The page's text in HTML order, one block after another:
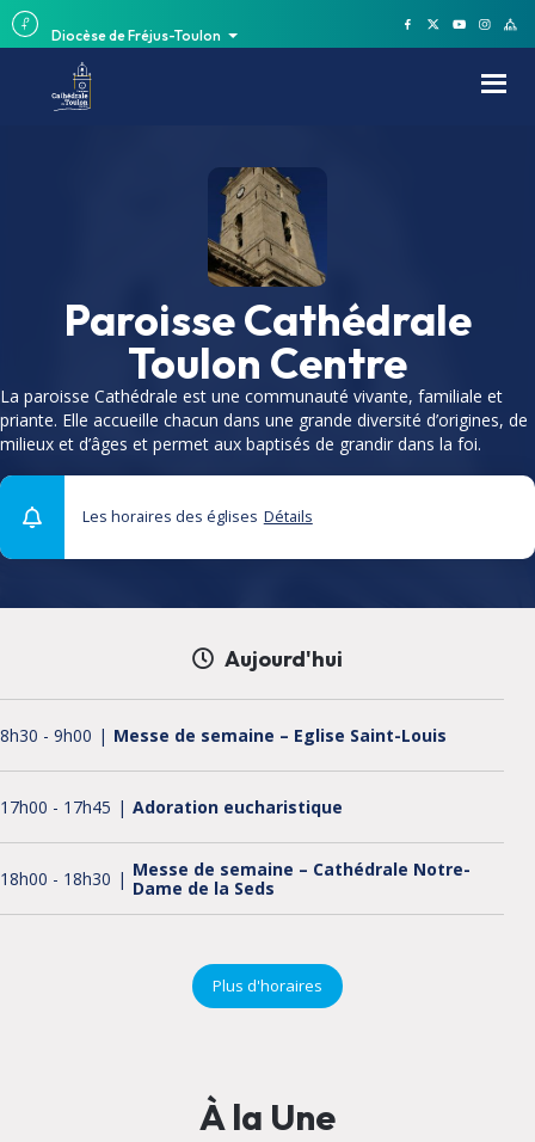
Diocèse de Fréjus-Toulon
Paroisse Cathédrale
Toulon Centre
La paroisse Cathédrale est une communauté vivante, familiale et
priante. Elle accueille chacun dans une grande diversité d’origines, de
milieux et d’âges et permet aux baptisés de grandir dans la foi.
Les horaires des églises Détails
Aujourd'hui
8h30 - 9h00 Messe de semaine – Eglise Saint-Louis
17h00 - 17h45 Adoration eucharistique
18h00 - 18h30
Messe de semaine – Cathédrale Notre-
Dame de la Seds
Plus d'horaires
À la Une